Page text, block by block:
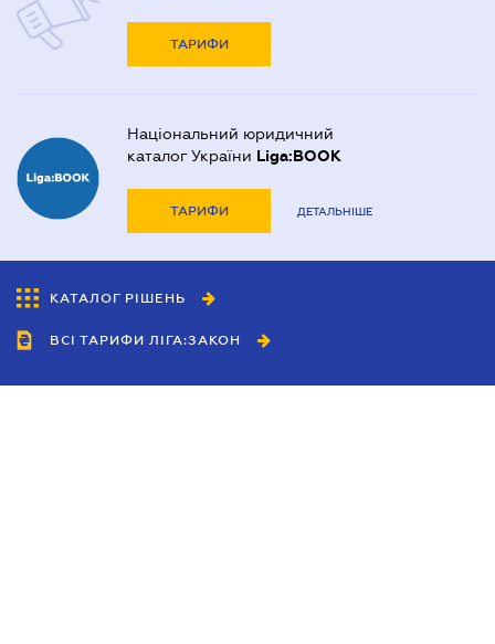
ТАРИФИ
Національний юридичний
каталог України Liga:BOOK
ТАРИФИ ДЕТАЛЬНІШЕ
КАТАЛОГ РІШЕНЬ
ВСІ ТАРИФИ ЛІГА:ЗАКОН